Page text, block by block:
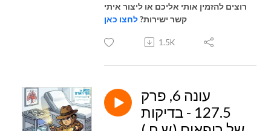
רוצים להזמין אותי אליכם או ליצור איתי
קשר ישירות?לחצו כאן
1.5K
עונה 6, פרק
127.5 - בדיקות